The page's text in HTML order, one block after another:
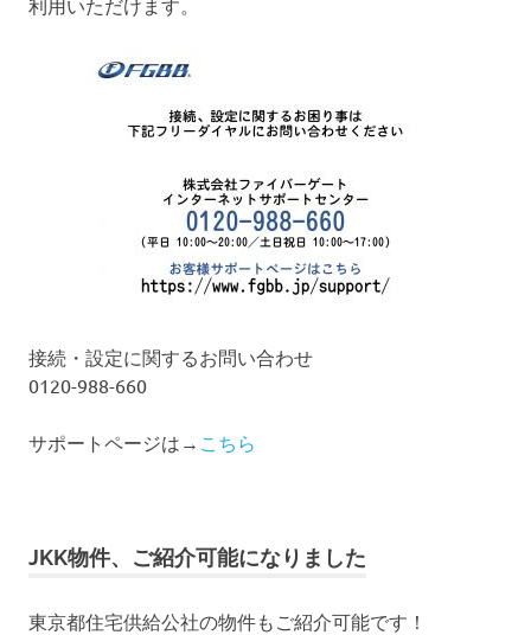
接続・設定に関するお問い合わせ
0120-988-660
サポートページは→ こちら
JKK物件、ご紹介可能になりました
東京都住宅供給公社の物件もご紹介可能です！